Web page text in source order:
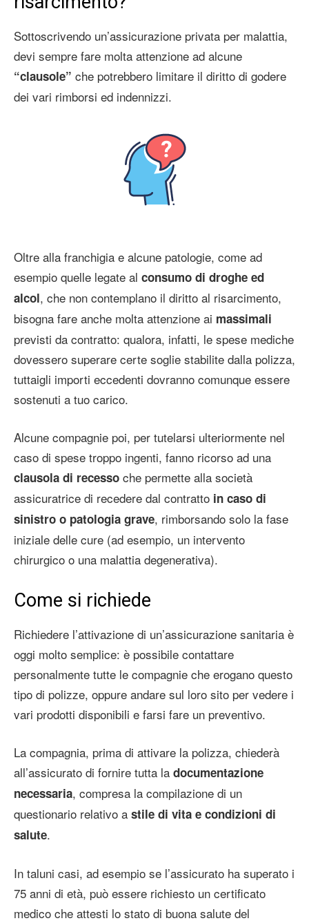
Sottoscrivendo un’assicurazione privata per malattia,
devi sempre fare molta attenzione ad alcune
“clausole” che potrebbero limitare il diritto di godere
dei vari rimborsi ed indennizzi.
Oltre alla franchigia e alcune patologie, come ad
esempio quelle legate al consumo di droghe ed
alcol, che non contemplano il diritto al risarcimento,
bisogna fare anche molta attenzione ai massimali
previsti da contratto: qualora, infatti, le spese mediche
dovessero superare certe soglie stabilite dalla polizza,
tuttaigli importi eccedenti dovranno comunque essere
sostenuti a tuo carico.
Alcune compagnie poi, per tutelarsi ulteriormente nel
caso di spese troppo ingenti, fanno ricorso ad una
clausola di recesso che permette alla società
assicuratrice di recedere dal contratto in caso di
sinistro o patologia grave, rimborsando solo la fase
iniziale delle cure (ad esempio, un intervento
chirurgico o una malattia degenerativa).
Come si richiede
Richiedere l’attivazione di un’assicurazione sanitaria è
oggi molto semplice: è possibile contattare
personalmente tutte le compagnie che erogano questo
tipo di polizze, oppure andare sul loro sito per vedere i
vari prodotti disponibili e farsi fare un preventivo.
La compagnia, prima di attivare la polizza, chiederà
all’assicurato di fornire tutta la documentazione
necessaria, compresa la compilazione di un
questionario relativo a stile di vita e condizioni di
salute.
In taluni casi, ad esempio se l’assicurato ha superato i
75 anni di età, può essere richiesto un certificato
medico che attesti lo stato di buona salute del